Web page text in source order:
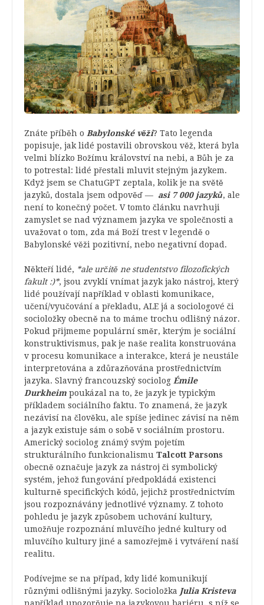
Znáte příběh o Babylonské věži? Tato legenda
popisuje, jak lidé postavili obrovskou věž, která byla
velmi blízko Božímu království na nebi, a Bůh je za
to potrestal: lidé přestali mluvit stejným jazykem.
Když jsem se ChatuGPT zeptala, kolik je na světě
jazyků, dostala jsem odpověď — asi 7 000 jazyků, ale
není to konečný počet. V tomto článku navrhuji
zamyslet se nad významem jazyka ve společnosti a
uvažovat o tom, zda má Boží trest v legendě o
Babylonské věži pozitivní, nebo negativní dopad.
Někteří lidé, *ale určitě ne studentstvo filozofických
fakult :)*, jsou zvyklí vnímat jazyk jako nástroj, který
lidé používají například v oblasti komunikace,
učení/vyučování a překladu, ALE já a sociologové či
socioložky obecně na to máme trochu odlišný názor.
Pokud přijmeme populární směr, kterým je sociální
konstruktivismus, pak je naše realita konstruována
v procesu komunikace a interakce, která je neustále
interpretována a zdůrazňována prostřednictvím
jazyka. Slavný francouzský sociolog Émile
Durkheim poukázal na to, že jazyk je typickým
příkladem sociálního faktu. To znamená, že jazyk
nezávisí na člověku, ale spíše jedinec závisí na něm
a jazyk existuje sám o sobě v sociálním prostoru.
Americký sociolog známý svým pojetím
strukturálního funkcionalismu Talcott Parsons
obecně označuje jazyk za nástroj či symbolický
systém, jehož fungování předpokládá existenci
kulturně specifických kódů, jejichž prostřednictvím
jsou rozpoznávány jednotlivé významy. Z tohoto
pohledu je jazyk způsobem uchování kultury,
umožňuje rozpoznání mluvčího jedné kultury od
mluvčího kultury jiné a samozřejmě i vytváření naší
realitu.
Podívejme se na případ, kdy lidé komunikují
různými odlišnými jazyky. Socioložka Julia Kristeva